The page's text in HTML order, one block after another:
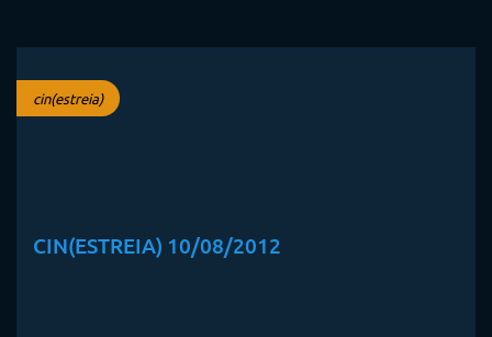
cin(estreia)
CIN(ESTREIA) 10/08/2012